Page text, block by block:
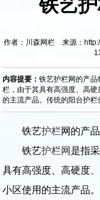
铁艺
作者：川森网栏 来源：
内容提要：铁艺护栏网的产
栏，由于其具有高强度、高
的主流产品。传统的阳台护
铁艺护栏网的产
铁艺护栏网 是指
具有高强度、高硬度
小区使用的主流产品。